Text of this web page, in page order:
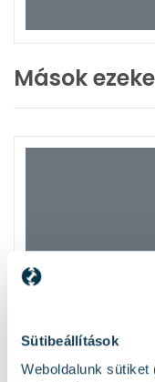
Sütibeállítások
Weboldalunk sütiket
Mások